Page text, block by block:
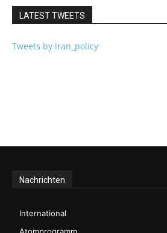
LATEST TWEETS
Tweets by iran_policy
Nachrichten
International
Atomprogramm